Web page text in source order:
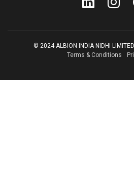
© 2024 ALBION INDIA NIDHI
Terms & Conditions